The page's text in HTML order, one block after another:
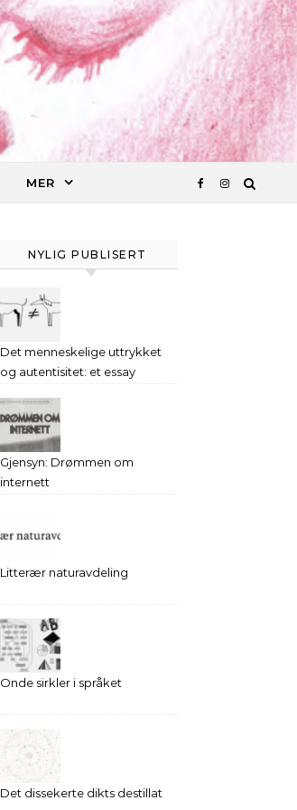
MER
NYLIG PUBLISERT
Det menneskelige uttrykket
og autentisitet: et essay
Gjensyn: Drømmen om
internett
Litterær naturavdeling
Onde sirkler i språket
Det dissekerte dikts destillat